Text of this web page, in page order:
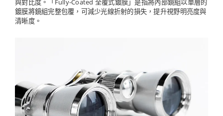
與對比度。「Fully-Coated 全覆式鍍膜」是指將內部鏡組以單層的
鍍膜將鏡組完整包覆，可減少光線折射的損失，提升視野明亮度與
清晰度。